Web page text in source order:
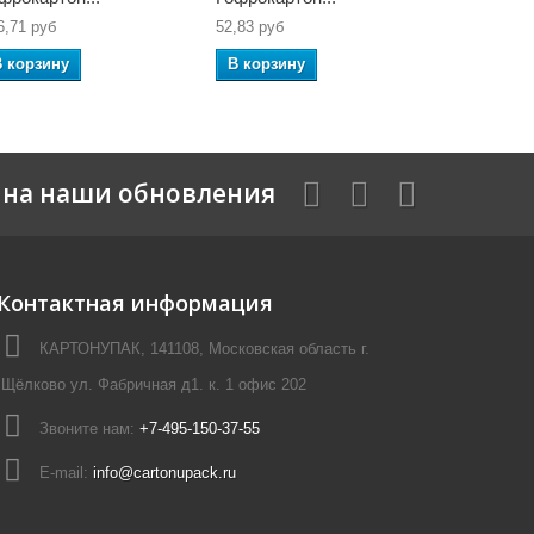
руб
корзину
52,83 руб
В корзину
наши обновления
Контактная информация
КАРТОНУПАК, 141108, Московская область г.
Щёлково ул. Фабричная д1. к. 1 офис 202
Звоните нам: +7-495-150-37-55
E-mail: info@cartonupack.ru